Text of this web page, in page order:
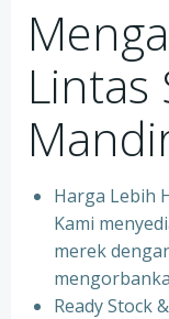
Lintas
Harga Lebih
Kami
merek
Ready Stock